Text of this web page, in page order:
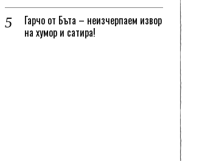
Гарчо от Бъта – неизчерпаем извор
на хумор и сатира!